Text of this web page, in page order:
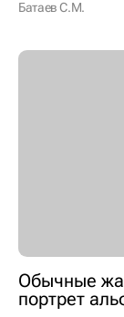
Батаев С.М.
Обычные
портрет